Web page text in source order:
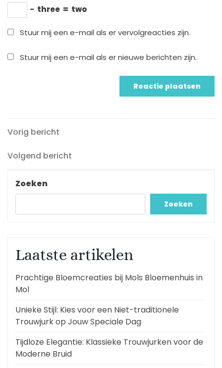
− three = two
Stuur mij een e-mail als er vervolgreacties zijn.
Stuur mij een e-mail als er nieuwe berichten zijn.
Berichtnavigatie
Vorig
Vorig bericht
Volgend
Volgend bericht
Zoeken
Zoeken
Laatste artikelen
Prachtige Bloemcreaties bij Mols Bloemenhuis in
Mol
Unieke Stijl: Kies voor een Niet-traditionele
Trouwjurk op Jouw Speciale Dag
Tijdloze Elegantie: Klassieke Trouwjurken voor de
Moderne Bruid